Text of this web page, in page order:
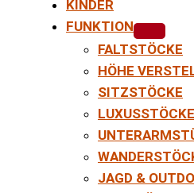
KINDER
FUNKTION
FALTSTÖCKE
HÖHE
SITZSTÖCKE
LUXUSSTÖCKE
JAGD &